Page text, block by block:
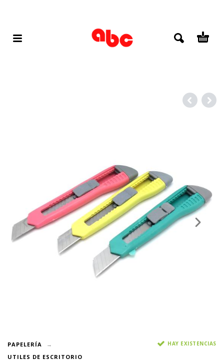
PAPELERÍA
UTILES DE ESCRITORIO
HAY EXISTENCIAS